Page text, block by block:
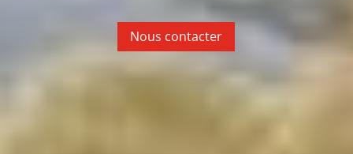
Nous contacter